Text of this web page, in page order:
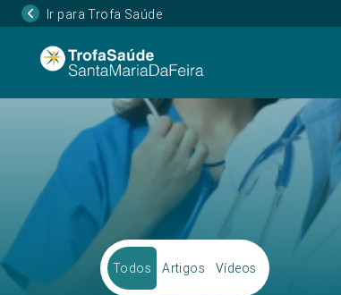
Ir para Trofa Saúde
Todos Artigos Vídeos